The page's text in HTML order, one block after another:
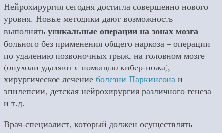
Нейрохирургия сегодня достигла совершенно нового
уровня. Новые методики дают возможность
выполнять уникальные операции на зонах мозга
больного без применения общего наркоза – операции
по удалению позвоночных грыж, на головном мозге
(опухоли удаляют с помощью кибер-ножа),
хирургическое лечение болезни Паркинсона и
эпилепсии, детская нейрохирургия различного генеза
и т.д.
Врач-специалист, который должен осуществлять